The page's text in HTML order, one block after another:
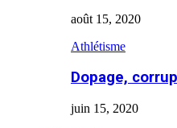
août 15, 2020
Athlétisme
Dopage,
juin 15, 2020